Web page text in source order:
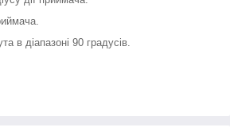
в діапазоні 90 градусів.